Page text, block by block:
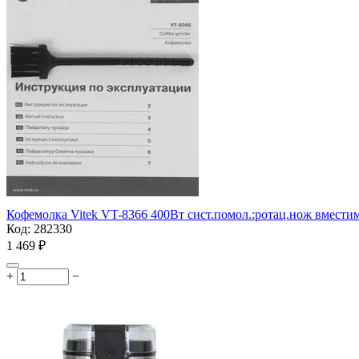
Кофемолка Vitek VT-8366 400Вт сист.помол.:ротац.нож
Код: 282330
1 469 ₽
+ −